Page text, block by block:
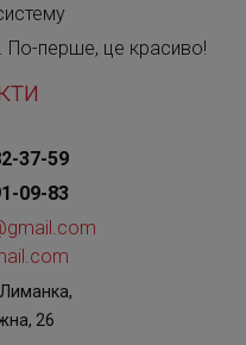
По-перше, це красиво!
37-59
09-83
26